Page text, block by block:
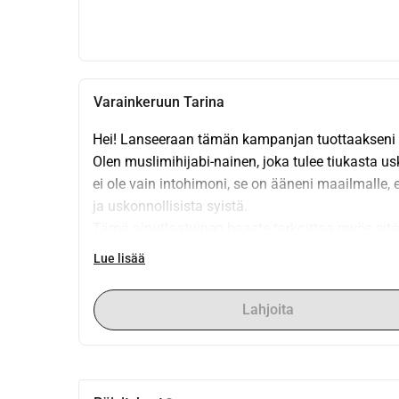
Varainkeruun Tarina
Hei! Lanseeraan tämän kampanjan
Olen muslimihijabi-nainen, joka tulee tiukasta
ei ole vain intohimoni, se on ääneni
ja uskonnollisista syistä.
näkyvyyttä musiikkiteollisuudessa, joten toivon
välttämättömät asiat, kuten albumin taiteen ja
ottaessani palkattomia taukoja työstä
Lue lisää
Lahjoita